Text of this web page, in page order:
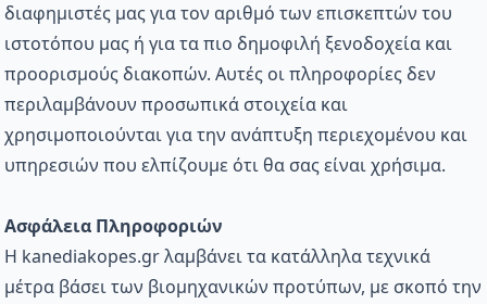
διαφημιστές μας για τον αριθμό των επισκεπτών του
ιστοτόπου μας ή για τα πιο δημοφιλή ξενοδοχεία και
προορισμούς διακοπών. Αυτές οι πληροφορίες δεν
περιλαμβάνουν προσωπικά στοιχεία και
χρησιμοποιούνται για την ανάπτυξη περιεχομένου και
υπηρεσιών που ελπίζουμε ότι θα σας είναι χρήσιμα.
Ασφάλεια Πληροφοριών
Η kanediakopes.gr λαμβάνει τα κατάλληλα τεχνικά
μέτρα βάσει των βιομηχανικών προτύπων, με σκοπό την